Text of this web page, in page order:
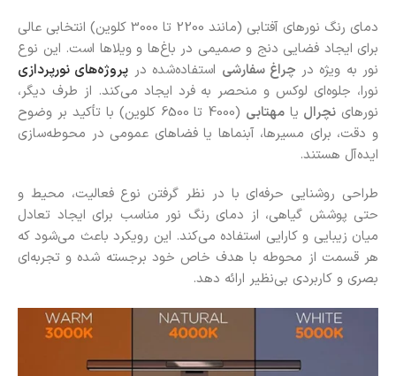
دمای رنگ نورهای آفتابی (مانند 2200 تا 3000 کلوین) انتخابی عالی
برای ایجاد فضایی دنج و صمیمی در باغ‌ها و ویلاها است. این نوع
نور به ‌ویژه در چراغ‌ سفارشی استفاده‌شده در پروژه‌های نورپردازی
نورا، جلوه‌ای لوکس و منحصر ‌به ‌فرد ایجاد می‌کند. از طرف دیگر،
نورهای نچرال یا مهتابی
(4000 تا 6500 کلوین) با تأکید بر وضوح
و دقت، برای مسیرها، آبنماها یا فضاهای عمومی در محوطه‌سازی
ایده‌آل هستند.
طراحی روشنایی حرفه‌ای با در نظر گرفتن نوع فعالیت، محیط و
حتی پوشش گیاهی، از دمای رنگ نور مناسب برای ایجاد تعادل
میان زیبایی و کارایی استفاده می‌کند. این رویکرد باعث می‌شود که
هر قسمت از محوطه با هدف خاص خود برجسته شده و تجربه‌ای
بصری و کاربردی بی‌نظیر ارائه دهد.